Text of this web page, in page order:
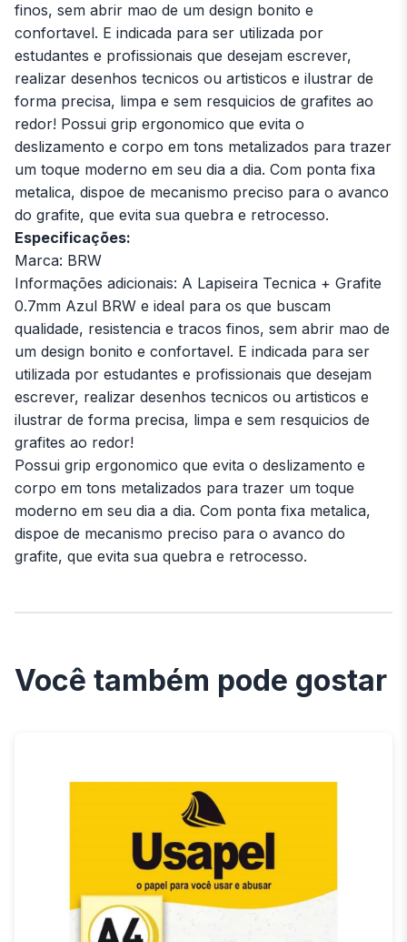
finos, sem abrir mao de um design bonito e
confortavel. E indicada para ser utilizada por
estudantes e profissionais que desejam escrever,
realizar desenhos tecnicos ou artisticos e ilustrar de
forma precisa, limpa e sem resquicios de grafites ao
redor! Possui grip ergonomico que evita o
deslizamento e corpo em tons metalizados para trazer
um toque moderno em seu dia a dia. Com ponta fixa
metalica, dispoe de mecanismo preciso para o avanco
do grafite, que evita sua quebra e retrocesso.
Especificações:
Marca: BRW
Informações adicionais: A Lapiseira Tecnica + Grafite
0.7mm Azul BRW e ideal para os que buscam
qualidade, resistencia e tracos finos, sem abrir mao de
um design bonito e confortavel. E indicada para ser
utilizada por estudantes e profissionais que desejam
escrever, realizar desenhos tecnicos ou artisticos e
ilustrar de forma precisa, limpa e sem resquicios de
grafites ao redor!
Possui grip ergonomico que evita o deslizamento e
corpo em tons metalizados para trazer um toque
moderno em seu dia a dia. Com ponta fixa metalica,
dispoe de mecanismo preciso para o avanco do
grafite, que evita sua quebra e retrocesso.
Você também pode gostar